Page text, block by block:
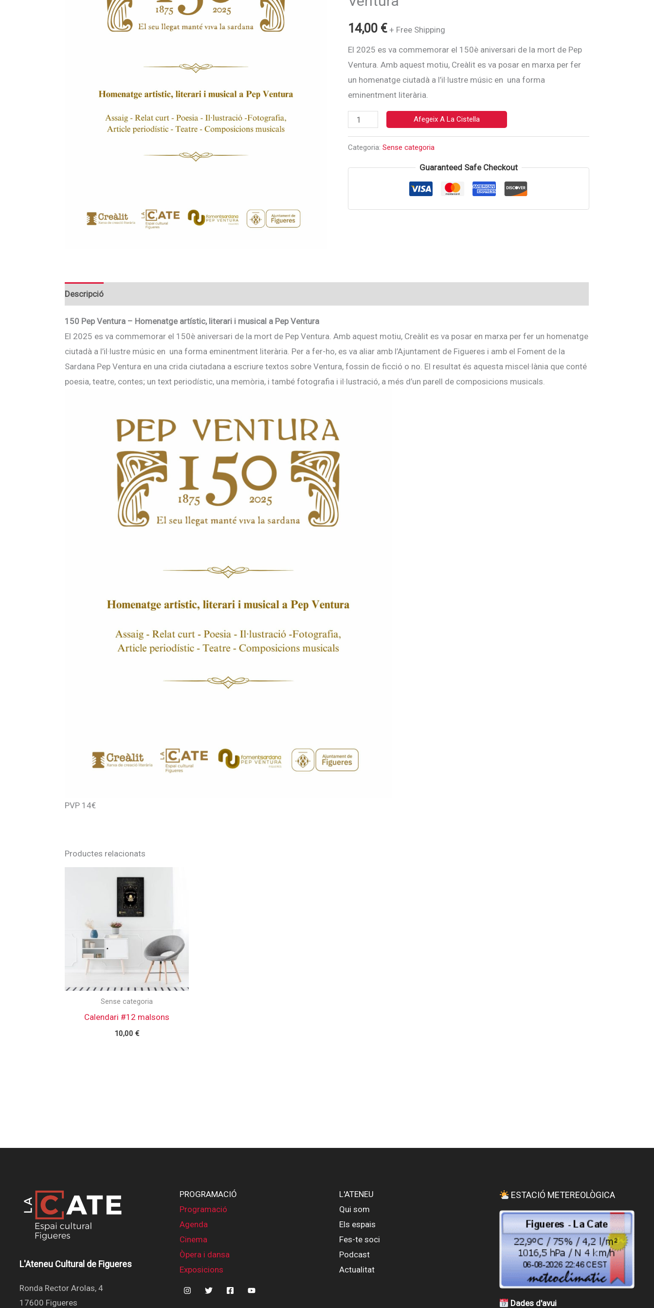
14,00 € + Free Shipping
El 2025 es va commemorar el 150è aniversari de la mort de Pep
Ventura. Amb aquest motiu, Creàlit es va posar en marxa per fer
un homenatge ciutadà a l’il·lustre músic en una forma
eminentment literària.
quantitat
150
Homenatge
a
Afegeix A La Cistella
Categoria:Sense categoria
Guaranteed Safe Checkout
Descripció
150 Pep Ventura – Homenatge artístic, literari i musical a Pep Ventura
El 2025 es va commemorar el 150è aniversari de la mort de Pep Ventura. Amb aquest motiu, Creàlit es va posar en marxa per fer un homenatge
ciutadà a l’il·lustre músic en una forma eminentment literària. Per a fer-ho, es va aliar amb l’Ajuntament de Figueres i amb el Foment de la
Sardana Pep Ventura en una crida ciutadana a escriure textos sobre Ventura, fossin de ficció o no. El resultat és aquesta miscel·lània que conté
poesia, teatre, contes; un text periodístic, una memòria, i també fotografia i il·lustració, a més d’un parell de composicions musicals.
PVP 14€
Productes relacionats
Sense categoria
Calendari #12 malsons
10,00€
L'Ateneu Cultural de Figueres
Ronda Rector Arolas, 4
17600 Figueres
PROGRAMACIÓ
Programació
Agenda
Cinema
Òpera i dansa
Exposicions
L'ATENEU
Qui som
Els espais
Fes-te soci
Podcast
Actualitat
ESTACIÓ METEREOLÒGICA
Dades d'avui